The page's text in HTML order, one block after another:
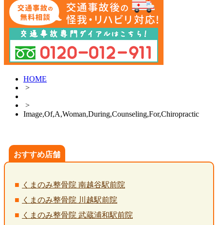
HOME
>
>
Image,Of,A,Woman,During,Counseling,For,Chiropractic
おすすめ店舗
くまのみ整骨院 南越谷駅前院
くまのみ整骨院 川越駅前院
くまのみ整骨院 武蔵浦和駅前院